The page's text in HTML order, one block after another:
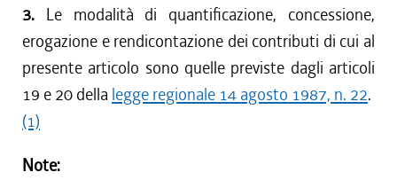
3. Le modalità di quantificazione, concessione,
erogazione e rendicontazione dei contributi di cui al
presente articolo sono quelle previste dagli articoli
19 e 20 della legge regionale 14 agosto 1987, n. 22.
(1)
Note: